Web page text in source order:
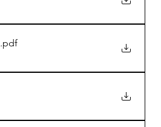
.pdf